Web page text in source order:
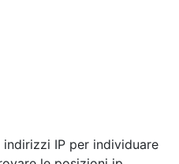
IP per individuare